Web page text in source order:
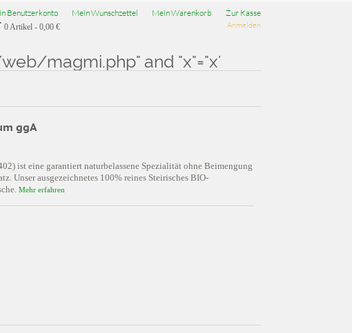
Benutzerkonto Mein Wunschzettel Mein Warenkorb Zur Kasse
Anmelden
0 Artikel - 0,00 €
magmi.php" and "x"="x'
ggA
ist eine garantiert naturbelassene Spezialität ohne Beimengung
Unser ausgezeichnetes 100% reines Steirisches BIO-
Mehr erfahren